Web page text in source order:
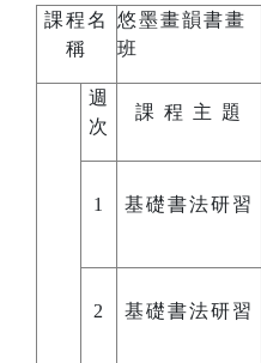
課程名
稱
悠墨畫韻書畫
班
週
次
課 程 主 題
1 基礎書法研習
2 基礎書法研習